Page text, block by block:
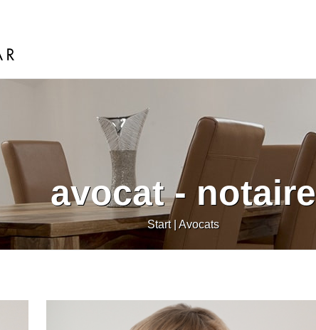
avocat - notaire
Start|Avocats